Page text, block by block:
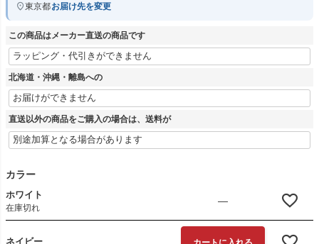
東京都お届け先を変更
この商品はメーカー直送の商品です
北海道・沖縄・離島への
直送以外の商品をご購入の場合は、送料が
カラー
ホワイト
在庫切れ
—
ネイビー